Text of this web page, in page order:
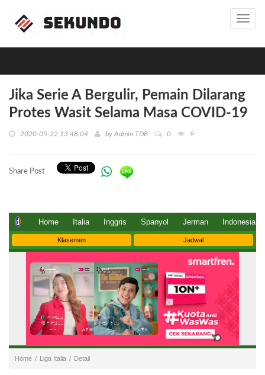
Jika Serie A Bergulir, Pemain Dilarang
Protes Wasit Selama Masa COVID-19
2020-05-22 13:48:04 by Admin TDB 0 9
Share Post
Home Italia Inggris Spanyol Jerman Indonesia
Klasemen Jadwal
Home / Liga Italia / Detail